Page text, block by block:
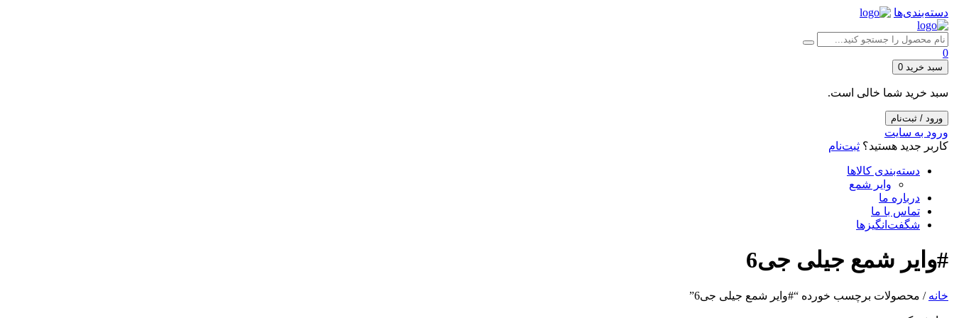
دسته‌بندی‌ها
0
سبد خرید 0
سبد خرید شما خالی است.
ورود / ثبت‌نام
ورود به سایت
کاربر جدید هستید؟ ثبت‌نام
دسته‌بندی کالاها
وایر شمع
درباره ما
تماس با ما
شگفت‌انگیزها
#وایر شمع جیلی جی6
خانه / محصولات برچسب خورده “#وایر شمع جیلی جی6”